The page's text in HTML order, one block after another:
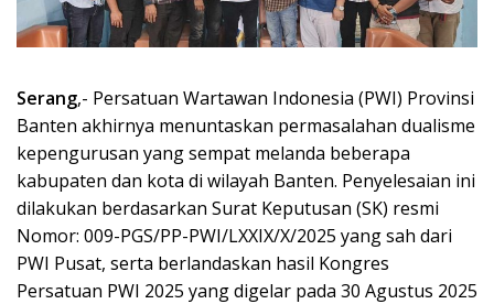
Serang,- Persatuan Wartawan Indonesia (PWI) Provinsi
Banten akhirnya menuntaskan permasalahan dualisme
kepengurusan yang sempat melanda beberapa
kabupaten dan kota di wilayah Banten. Penyelesaian ini
dilakukan berdasarkan Surat Keputusan (SK) resmi
Nomor: 009-PGS/PP-PWI/LXXIX/X/2025 yang sah dari
PWI Pusat, serta berlandaskan hasil Kongres
Persatuan PWI 2025 yang digelar pada 30 Agustus 2025